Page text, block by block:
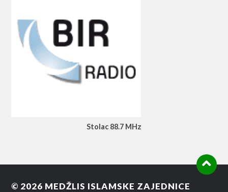
Stolac 88.7 MHz
© 2026 MEDŽLIS ISLAMSKE ZAJEDNICE